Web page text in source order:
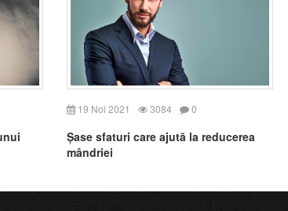
19 Noi 2021 3084 0
Șase sfaturi care ajută la reducerea
mândriei